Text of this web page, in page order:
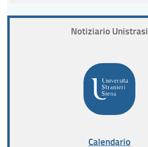
Notiziario Unistrasi
Calendario